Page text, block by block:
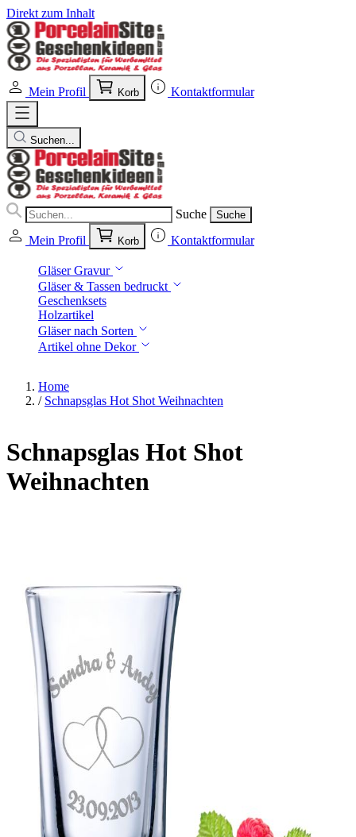
Direkt zum Inhalt
Mein Profil Korb Kontaktformular
Suchen...
Suche Suche
Mein Profil Korb Kontaktformular
Gläser Gravur
Gläser & Tassen bedruckt
Geschenksets
Holzartikel
Gläser nach Sorten
Artikel ohne Dekor
Home
/ Schnapsglas Hot Shot Weihnachten
Schnapsglas Hot Shot
Weihnachten